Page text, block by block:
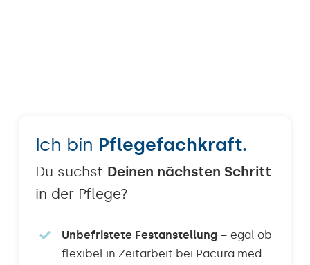
Ich bin Pflegefachkraft.
Du suchst Deinen nächsten Schritt
in der Pflege?
Unbefristete Festanstellung – egal ob
flexibel in Zeitarbeit bei Pacura med